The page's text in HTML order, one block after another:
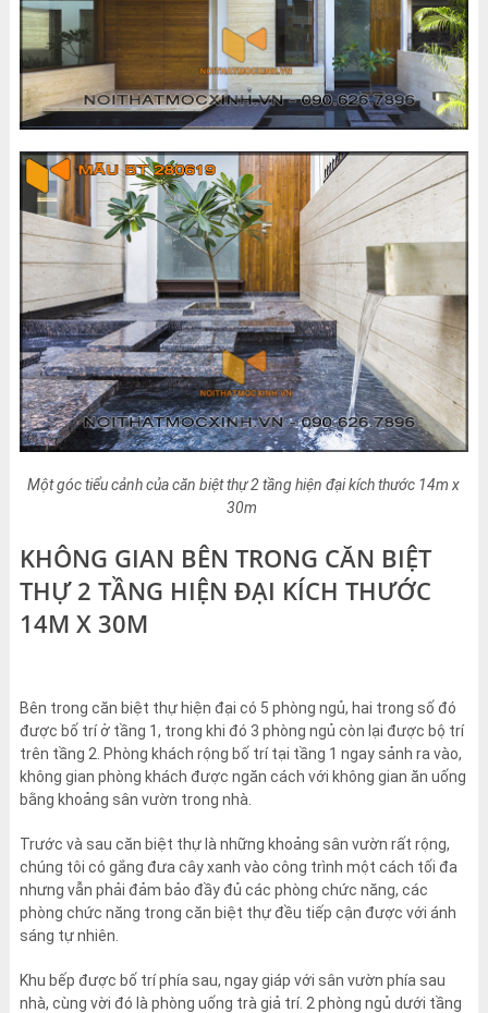
Một góc tiểu cảnh của căn biệt thự 2 tầng hiện đại kích thước 14m x
30m
KHÔNG GIAN BÊN TRONG CĂN BIỆT
THỰ 2 TẦNG HIỆN ĐẠI KÍCH THƯỚC
14M X 30M
Bên trong căn biệt thự hiện đại có 5 phòng ngủ, hai trong số đó
được bố trí ở tầng 1, trong khi đó 3 phòng ngủ còn lại được bộ trí
trên tầng 2. Phòng khách rộng bố trí tại tầng 1 ngay sảnh ra vào,
không gian phòng khách được ngăn cách với không gian ăn uống
bằng khoảng sân vườn trong nhà.
Trước và sau căn biệt thự là những khoảng sân vườn rất rộng,
chúng tôi có gắng đưa cây xanh vào công trình một cách tối đa
nhưng vẫn phải đảm bảo đầy đủ các phòng chức năng, các
phòng chức năng trong căn biệt thự đều tiếp cận được với ánh
sáng tự nhiên.
Khu bếp được bố trí phía sau, ngay giáp với sân vườn phía sau
nhà, cùng vời đó là phòng uống trà giả trí. 2 phòng ngủ dưới tầng